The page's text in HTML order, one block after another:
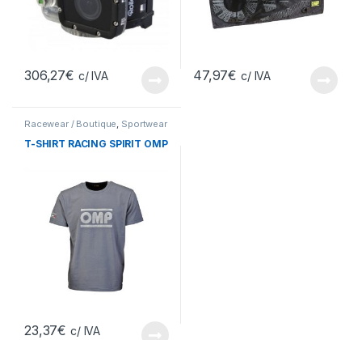
306,27€ c/ IVA 47,97€ c/ IVA
Racewear / Boutique Sportwear
T-SHIRT RACING SPIRIT OMP
23,37€ c/ IVA